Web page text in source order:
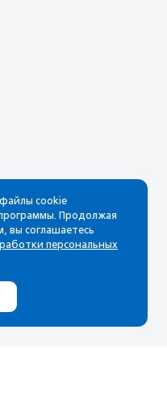
свежие новости,
ящике
cookie
Продолжая
вы соглашаетесь
персональных